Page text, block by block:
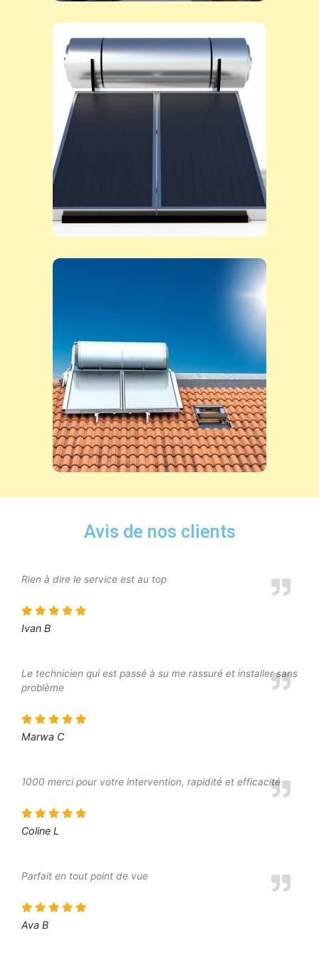
Avis de nos clients
Rien à dire le service est au top
Ivan B
Le technicien qui est passé à su me rassuré et installer sans
problème
Marwa C
1000 merci pour votre intervention, rapidité et efficacité
Coline L
Parfait en tout point de vue
Ava B